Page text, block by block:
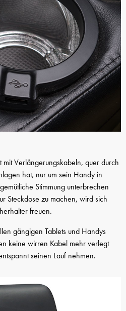
Verlängerungskabeln, quer durch
hat, nur um sein Handy in
Stimmung unterbrechen
Steckdose zu machen, wird sich
freuen.
gängigen Tablets und Handys
keine wirren Kabel mehr verlegt
seinen Lauf nehmen.